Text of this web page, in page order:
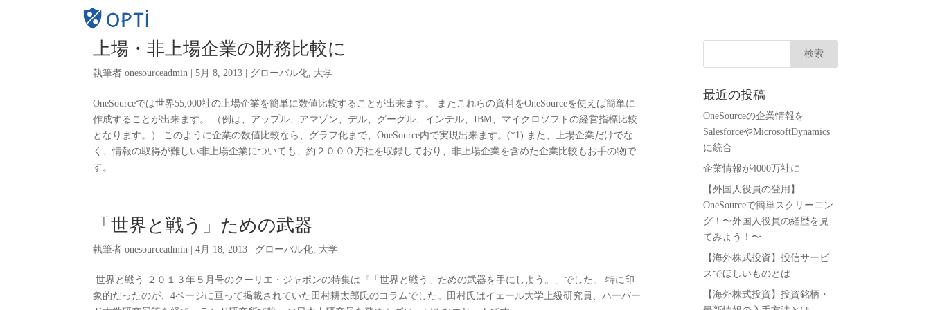
上場・非上場企業の財務比較に
執筆者onesourceadmin |5月 8, 2013 グローバル化, 大学
OneSourceでは世界55,000社の上場企業を簡単に数値比較することが出来ます。 またこれらの資料をOneSourceを使えば簡単に
作成することが出来ます。 （例は、アップル、アマゾン、デル、グーグル、インテル、IBM、マイクロソフトの経営指標比較
となります。） このように企業の数値比較なら、グラフ化まで、OneSource内で実現出来ます。(*1) また、上場企業だけでな
く、情報の取得が難しい非上場企業についても、約２０００万社を収録しており、非上場企業を含めた企業比較もお手の物で
す。...
「世界と戦う」ための武器
執筆者onesourceadmin |4月 18, 2013 グローバル化, 大学
世界と戦う ２０１３年５月号のクーリエ・ジャポンの特集は『「世界と戦う」ための武器を手にしよう。」でした。 特に印
象的だったのが、4ページに亘って掲載されていた田村耕太郎氏のコラムでした。田村氏はイェール大学上級研究員、ハーバー
最近の投稿
OneSourceの企業情報を
SalesforceやMicrosoftDynamics
に統合
企業情報が4000万社に
【外国人役員の登用】
OneSourceで簡単スクリーニン
グ！〜外国人役員の経歴を見
てみよう！〜
【海外株式投資】投信サービ
スでほしいものとは
【海外株式投資】投資銘柄・